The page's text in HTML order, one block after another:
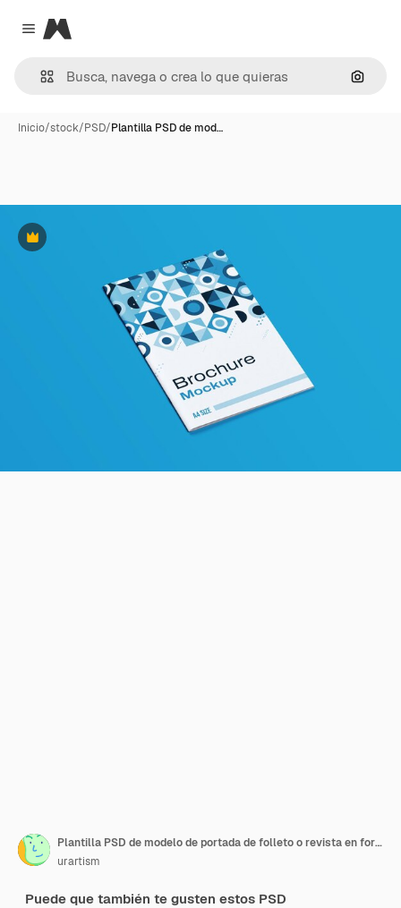
Close menu
Magnific
Inicio/stock/PSD/Plantilla PSD de mod…
Premium
Plantilla PSD de modelo de portada de folleto o revista en formato A4
urartism
Puede que también te gusten estos PSD